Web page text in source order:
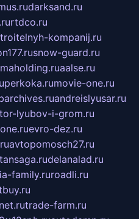
darksand.ru
rtdco.ru
kompanij.ru
snow-guard.ru
aalse.ru
perkoka.rumovie-one.ru
andreislyusar.ru
tor-lyubov-i-grom.ru
evro-dez.ru
avtopomosch27.ru
delanalad.ru
family.ruroadli.ru
trade-farm.ru